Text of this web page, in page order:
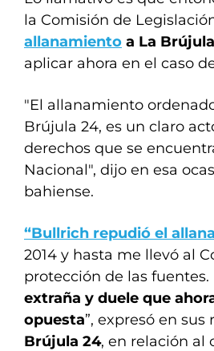
la Comisión de
allanamiento a La
aplicar ahora en el caso
"El allanamiento
Brújula 24, es un claro
derechos que se
Nacional", dijo en esa
bahiense.
“Bullrich repudió el
2014 y hasta me llevó al
protección de las
extraña y duele que
opuesta”, expresó en sus
Brújula 24, en relación al